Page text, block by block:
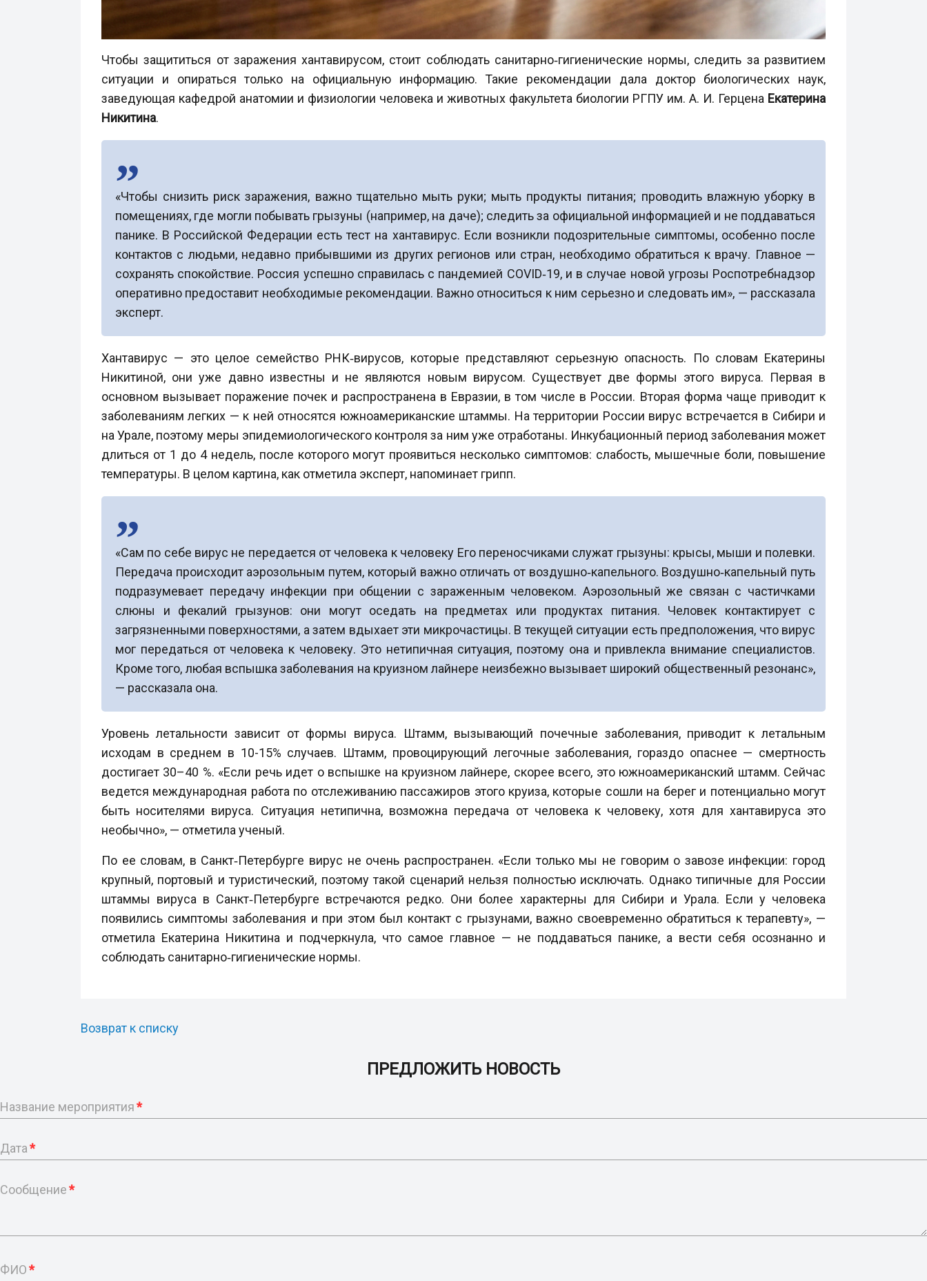
Чтобы защититься от заражения хантавирусом, стоит соблюдать санитарно‑гигиенические нормы, следить за развитием
ситуации и опираться только на официальную информацию. Такие рекомендации дала доктор биологических наук,
заведующая кафедрой анатомии и физиологии человека и животных факультета биологии РГПУ им. А. И. Герцена Екатерина
Никитина.
«Чтобы снизить риск заражения, важно тщательно мыть руки; мыть продукты питания; проводить влажную уборку в
помещениях, где могли побывать грызуны (например, на даче); следить за официальной информацией и не поддаваться
панике. В Российской Федерации есть тест на хантавирус. Если возникли подозрительные симптомы, особенно после
контактов с людьми, недавно прибывшими из других регионов или стран, необходимо обратиться к врачу. Главное —
сохранять спокойствие. Россия успешно справилась с пандемией COVID‑19, и в случае новой угрозы Роспотребнадзор
оперативно предоставит необходимые рекомендации. Важно относиться к ним серьезно и следовать им», — рассказала
эксперт.
Хантавирус — это целое семейство РНК‑вирусов, которые представляют серьезную опасность. По словам Екатерины
Никитиной, они уже давно известны и не являются новым вирусом. Существует две формы этого вируса. Первая в
основном вызывает поражение почек и распространена в Евразии, в том числе в России. Вторая форма чаще приводит к
заболеваниям легких — к ней относятся южноамериканские штаммы. На территории России вирус встречается в Сибири и
на Урале, поэтому меры эпидемиологического контроля за ним уже отработаны. Инкубационный период заболевания может
длиться от 1 до 4 недель, после которого могут проявиться несколько симптомов: слабость, мышечные боли, повышение
температуры. В целом картина, как отметила эксперт, напоминает грипп.
«Сам по себе вирус не передается от человека к человеку Его переносчиками служат грызуны: крысы, мыши и полевки.
Передача происходит аэрозольным путем, который важно отличать от воздушно‑капельного. Воздушно‑капельный путь
подразумевает передачу инфекции при общении с зараженным человеком. Аэрозольный же связан с частичками
слюны и фекалий грызунов: они могут оседать на предметах или продуктах питания. Человек контактирует с
загрязненными поверхностями, а затем вдыхает эти микрочастицы. В текущей ситуации есть предположения, что вирус
мог передаться от человека к человеку. Это нетипичная ситуация, поэтому она и привлекла внимание специалистов.
Кроме того, любая вспышка заболевания на круизном лайнере неизбежно вызывает широкий общественный резонанс»,
— рассказала она.
Уровень летальности зависит от формы вируса. Штамм, вызывающий почечные заболевания, приводит к летальным
исходам в среднем в 10-15% случаев. Штамм, провоцирующий легочные заболевания, гораздо опаснее — смертность
достигает 30–40 %. «Если речь идет о вспышке на круизном лайнере, скорее всего, это южноамериканский штамм. Сейчас
ведется международная работа по отслеживанию пассажиров этого круиза, которые сошли на берег и потенциально могут
быть носителями вируса. Ситуация нетипична, возможна передача от человека к человеку, хотя для хантавируса это
необычно», — отметила ученый.
По ее словам, в Санкт‑Петербурге вирус не очень распространен. «Если только мы не говорим о завозе инфекции: город
крупный, портовый и туристический, поэтому такой сценарий нельзя полностью исключать. Однако типичные для России
штаммы вируса в Санкт‑Петербурге встречаются редко. Они более характерны для Сибири и Урала. Если у человека
появились симптомы заболевания и при этом был контакт с грызунами, важно своевременно обратиться к терапевту», —
отметила Екатерина Никитина и подчеркнула, что самое главное — не поддаваться панике, а вести себя осознанно и
соблюдать санитарно‑гигиенические нормы.
Возврат к списку
ПРЕДЛОЖИТЬ НОВОСТЬ
Название мероприятия*
Дата*
Сообщение*
ФИО*